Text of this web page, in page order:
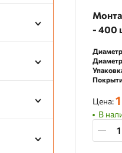
- 400
Цена:
В